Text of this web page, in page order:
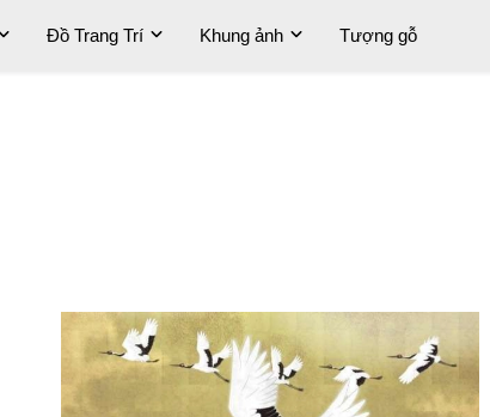
Đồ Trang Trí Khung ảnh Tượng gỗ